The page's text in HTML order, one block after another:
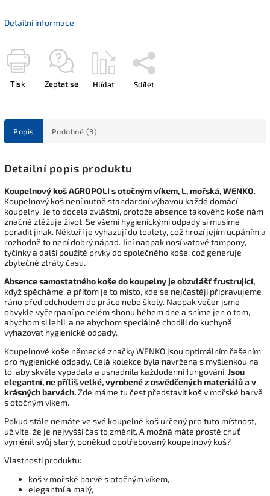
Detailní informace
Tisk Zeptat se Hlídat Sdílet
Popis Podobné (3)
Detailní popis produktu
Koupelnový koš AGROPOLI s otočným víkem, L, mořská, WENKO.
Koupelnový koš není nutně standardní výbavou každé domácí
koupelny. Je to docela zvláštní, protože absence takového koše nám
značně ztěžuje život. Se všemi hygienickými odpady si musíme
poradit jinak. Někteří je vyhazují do toalety, což hrozí jejím ucpáním a
rozhodně to není dobrý nápad. Jiní naopak nosí vatové tampony,
tyčinky a další použité prvky do společného koše, což generuje
zbytečné ztráty času.
Absence samostatného koše do koupelny je obzvlášť frustrující,
když spěcháme, a přitom je to místo, kde se nejčastěji připravujeme
ráno před odchodem do práce nebo školy. Naopak večer jsme
obvykle vyčerpaní po celém shonu během dne a sníme jen o tom,
abychom si lehli, a ne abychom speciálně chodili do kuchyně
vyhazovat hygienické odpady.
Koupelnové koše německé značky WENKO jsou optimálním řešením
pro hygienické odpady. Celá kolekce byla navržena s myšlenkou na
to, aby skvěle vypadala a usnadnila každodenní fungování.Jsou
elegantní, ne příliš velké, vyrobené z osvědčených materiálů a v
krásných barvách.Zde máme tu čest představit koš v mořské barvě
s otočným víkem.
Pokud stále nemáte ve své koupelně koš určený pro tuto místnost,
už víte, že je nejvyšší čas to změnit. A možná máte prostě chuť
vyměnit svůj starý, poněkud opotřebovaný koupelnový koš?
Vlastnosti produktu:
koš v mořské barvě s otočným víkem,
elegantní a malý,